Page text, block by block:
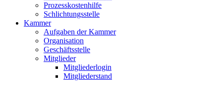
Prozesskostenhilfe
Schlichtungsstelle
Kammer
Aufgaben der Kammer
Organisation
Geschäftsstelle
Mitglieder
Mitgliederlogin
Mitgliederstand